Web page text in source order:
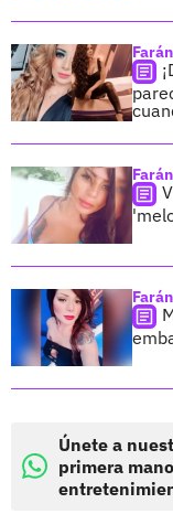
Únete a
primera